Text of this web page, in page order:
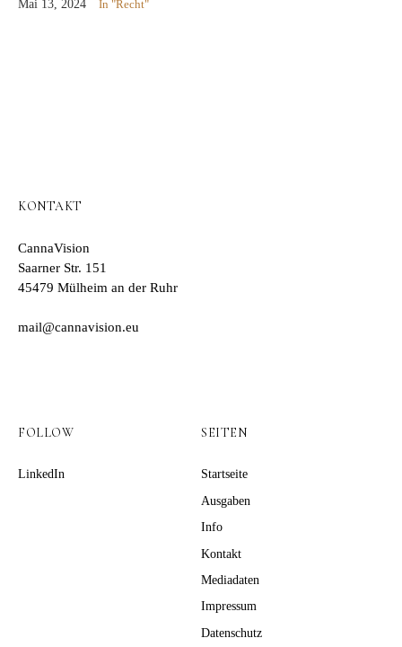
Mai 13, 2024
In "Recht"
KONTAKT
CannaVision
Saarner Str. 151
45479 Mülheim an der Ruhr
mail@cannavision.eu
FOLLOW
LinkedIn
SEITEN
Startseite
Ausgaben
Info
Kontakt
Mediadaten
Impressum
Datenschutz